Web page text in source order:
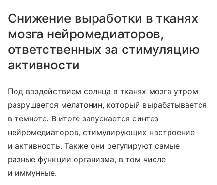
Снижение выработки в тканях
мозга нейромедиаторов,
ответственных за стимуляцию
активности
Под воздействием солнца в тканях мозга утром
разрушается мелатонин, который вырабатывается
в темноте. В итоге запускается синтез
нейромедиаторов, стимулирующих настроение
и активность. Также они регулируют самые
разные функции организма, в том числе
и иммунные.